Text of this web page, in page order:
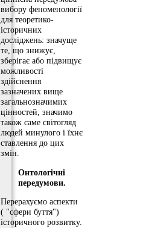
вибору феноменології
для теоретико-
історичних
досліджень: значуще
те, що знижує,
зберігає або підвищує
можливості
здійснення
зазначених вище
загальнозначимих
цінностей, значимо
також саме світогляд
людей минулого і їхнє
ставлення до цих
змін.
Онтологічні
передумови.
Перерахуємо аспекти
( "сфери буття")
історичного розвитку.